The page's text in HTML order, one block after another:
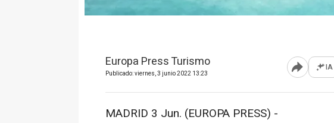
Europa Press Turismo
Publicado: viernes, 3 junio 2022 13:23 Abrir IA
MADRID 3 Jun. (EUROPA PRESS) -